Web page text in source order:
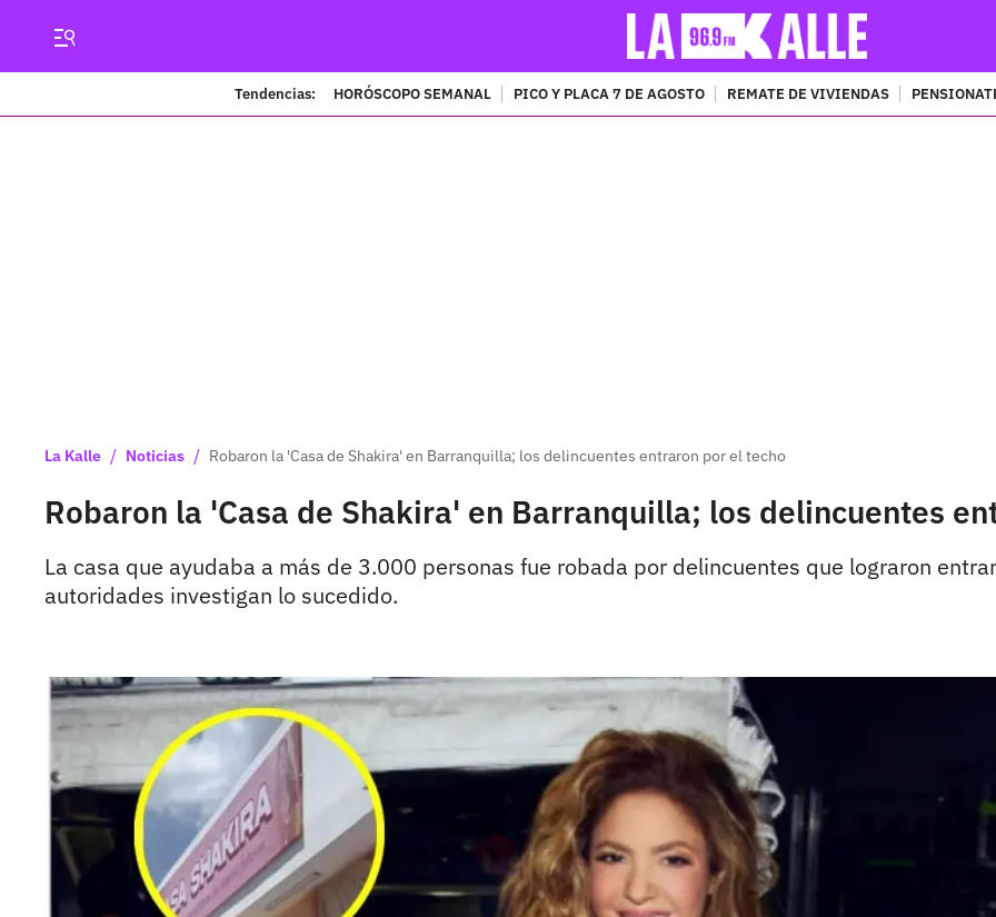
Tendencias: HORÓSCOPO SEMANAL PICO Y PLACA 7 DE AGOSTO REMATE DE VIVIENDAS
La Kalle / Noticias / Robaron la 'Casa de Shakira' en Barranquilla; los delincuentes entraron por el techo
Robaron la 'Casa de Shakira' en Barranquilla; los delincuentes
La casa que ayudaba a más de 3.000 personas fue robada por delincuentes que lograron
autoridades investigan lo sucedido.